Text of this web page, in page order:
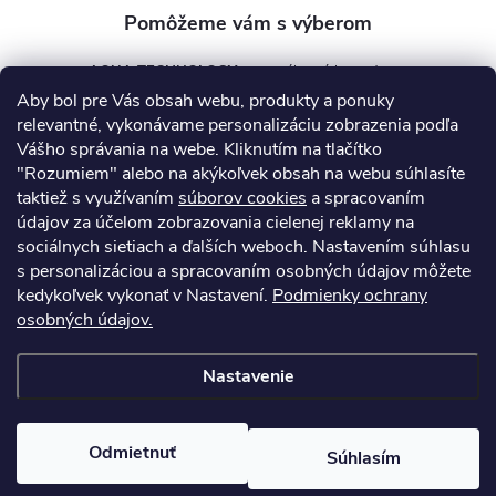
Aby bol pre Vás obsah webu, produkty a ponuky
relevantné, vykonávame personalizáciu zobrazenia podľa
Vášho správania na webe. Kliknutím na tlačítko
"Rozumiem" alebo na akýkoľvek obsah na webu súhlasíte
taktiež s využívaním súborov cookies a spracovaním
údajov za účelom zobrazovania cielenej reklamy na
sociálnych sietiach a ďalších weboch. Nastavením súhlasu
s personalizáciou a spracovaním osobných údajov môžete
kedykoľvek vykonať v Nastavení. Podmienky ochrany
osobných údajov.
Nastavenie
Odmietnuť Súhlasím
AQUA TECHNOLOGY s.r.o.
info @aquatechnology.sk
+421 911 991 394
Informácie pre vás
Kontakty Obchodné podmienky
nastavenie cookies